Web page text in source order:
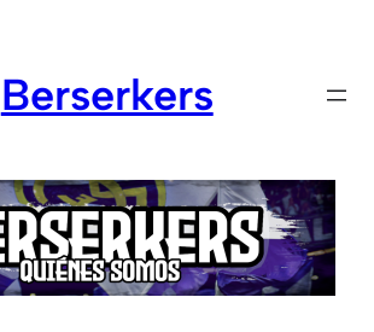
Berserkers